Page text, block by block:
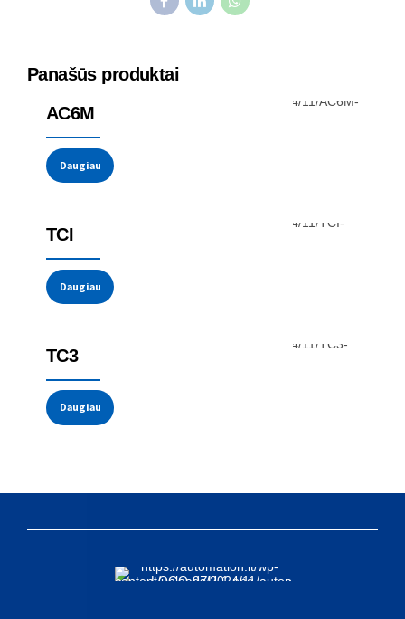
Panašūs produktai
Temperatūros jutikliai
AC6M
Daugiau
TCI
Daugiau
TC3
Daugiau